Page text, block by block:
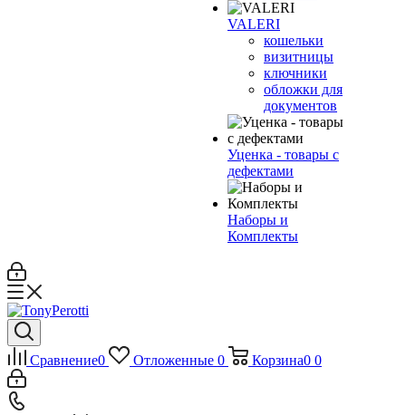
VALERI
кошельки
визитницы
ключники
обложки для
документов
Уценка - товары с
дефектами
Наборы и
Комплекты
Сравнение0 Отложенные 0 Корзина0 0